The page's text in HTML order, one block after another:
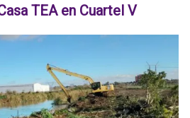
TEA en Cuartel V